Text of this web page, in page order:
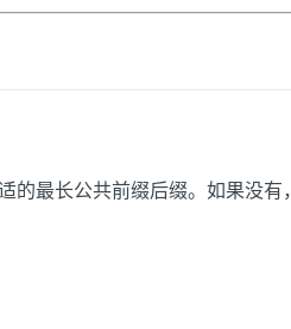
的最长公共前缀后缀。如果没有